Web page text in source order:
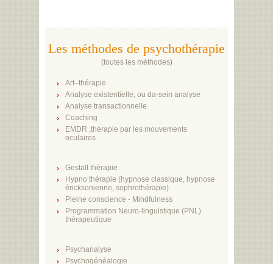
Les méthodes de psychothérapie
(toutes les méthodes)
Art–thérapie
Analyse existentielle, ou da-sein analyse
Analyse transactionnelle
Coaching
EMDR ,thérapie par les mouvements
oculaires
Gestalt thérapie
Hypno thérapie (hypnose classique, hypnose
éricksonienne, sophrothérapie)
Pleine conscience - Mindfulness
Programmation Neuro-linguistique (PNL)
thérapeutique
Psychanalyse
Psychogénéalogie